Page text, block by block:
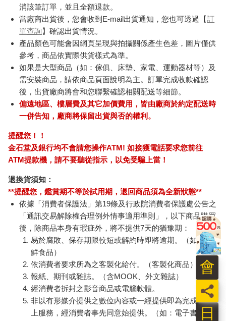
消該筆訂單，並且全額退款。
當廠商出貨後，您會收到E-mail出貨通知，您也可透過【訂
單查詢】確認出貨情況。
產品顏色可能會因網頁呈現與拍攝關係產生色差，圖片僅供
參考，商品依實際供貨樣式為準。
如果是大型商品（如：傢俱、床墊、家電、運動器材等）及
需安裝商品，請依商品頁面說明為主。訂單完成收款確認
後，出貨廠商將會和您聯繫確認相關配送等細節。
偏遠地區、樓層費及其它加價費用，皆由廠商於約定配送時
一併告知，廠商將保留出貨與否的權利。
提醒您！！
金石堂及銀行均不會請您操作ATM! 如接獲電話要求您前往
ATM提款機，請不要聽從指示，以免受騙上當！
退換貨須知：
**提醒您，鑑賞期不等於試用期，退回商品須為全新狀態**
依據「消費者保護法」第19條及行政院消費者保護處公告之
「通訊交易解除權合理例外情事適用準則」，以下商品購買
後，除商品本身有瑕疵外，將不提供7天的猶豫期：
易於腐敗、保存期限較短或解約時即將逾期。（如：生
鮮食品）
依消費者要求所為之客製化給付。（客製化商品）
報紙、期刊或雜誌。（含MOOK、外文雜誌）
經消費者拆封之影音商品或電腦軟體。
非以有形媒介提供之數位內容或一經提供即為完成之線
上服務，經消費者事先同意始提供。（如：電子書、電
日
員
會